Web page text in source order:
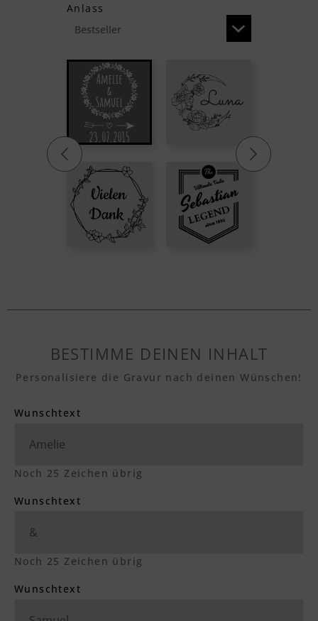
Anlass
BESTIMME DEINEN INHALT
Personalisiere die Gravur nach deinen Wünschen!
Wunschtext
Noch 25 Zeichen übrig
Wunschtext
Noch 25 Zeichen übrig
Wunschtext